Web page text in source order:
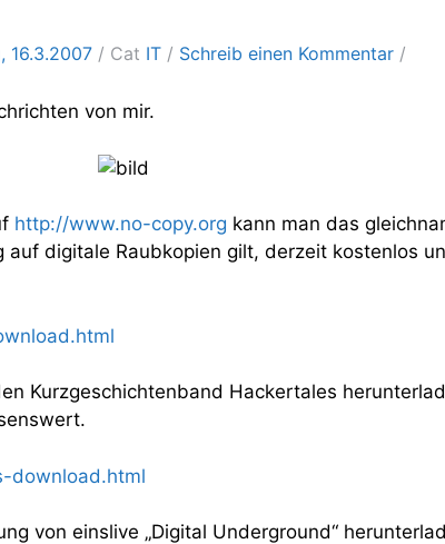
16.3.2007 Cat IT Schreib einen Kommentar
von mir.
http://www.no-copy.org kann man das
digitale Raubkopien gilt, derzeit kostenlos
Kurzgeschichtenband Hackertales
download.html
von einslive „Digital Underground“